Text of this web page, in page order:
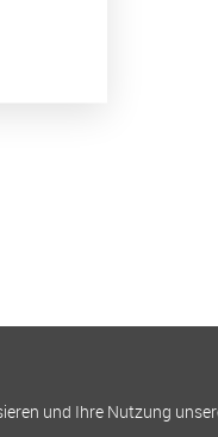
und Ihre Nutzung